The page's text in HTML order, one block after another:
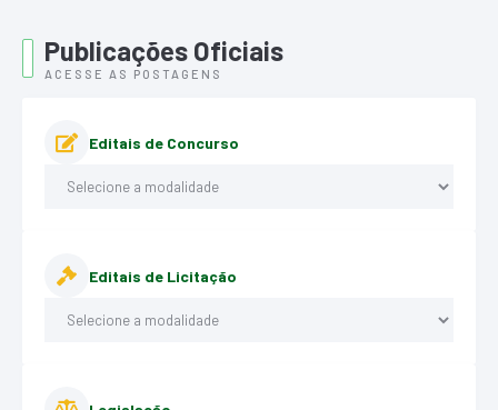
Publicações Oficiais
ACESSE AS POSTAGENS
Editais de Concurso
Editais de Licitação